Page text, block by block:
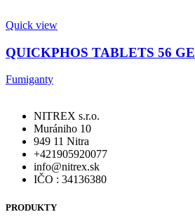
Quick view
QUICKPHOS TABLETS 56 GE
Fumiganty
NITREX s.r.o.
Murániho 10
949 11 Nitra
+421905920077
info@nitrex.sk
IČO : 34136380
PRODUKTY